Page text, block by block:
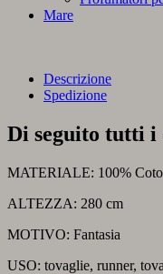
Mare
Descrizione
Spedizione
Di seguito tutti i
MATERIALE: 100%
ALTEZZA: 280 cm
MOTIVO: Fantasia
USO: tovaglie, runner,